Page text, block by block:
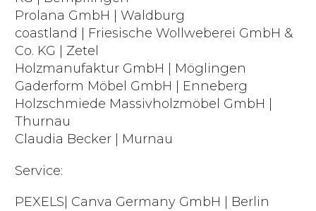
Prolana GmbH | Waldburg
coastland | Friesische Wollweberei GmbH &
Co. KG | Zetel
Holzmanufaktur GmbH | Möglingen
Gaderform Möbel GmbH | Enneberg
Holzschmiede Massivholzmöbel GmbH |
Thurnau
Claudia Becker | Murnau
Service:
PEXELS| Canva Germany GmbH | Berlin